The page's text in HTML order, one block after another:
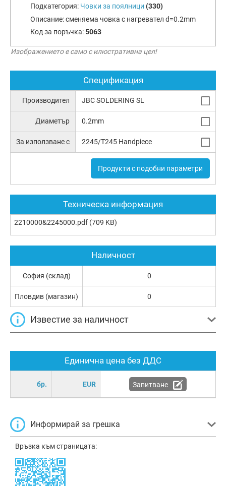
Подкатегория: Човки за поялници (330)
Описание:сменяема човка с нагревател d=0.2mm
Код за поръчка:5063
Изображението е само с илюстративна цел!
Спецификация
Производител JBC SOLDERING SL
Диаметър 0.2mm
За използване с 2245/T245 Handpiece
Продукти с подобни параметри
Техническа информация
2210000&2245000.pdf (709 KB)
Единична цена без ДДС
бр. EUR Запитване
Информирай за грешка
Връзка към страницата:
Наличност
София (склад) 0
Пловдив (магазин) 0
Известие за наличност